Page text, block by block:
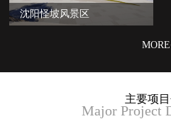
沈阳怪坡风景区
主要项
Major Project